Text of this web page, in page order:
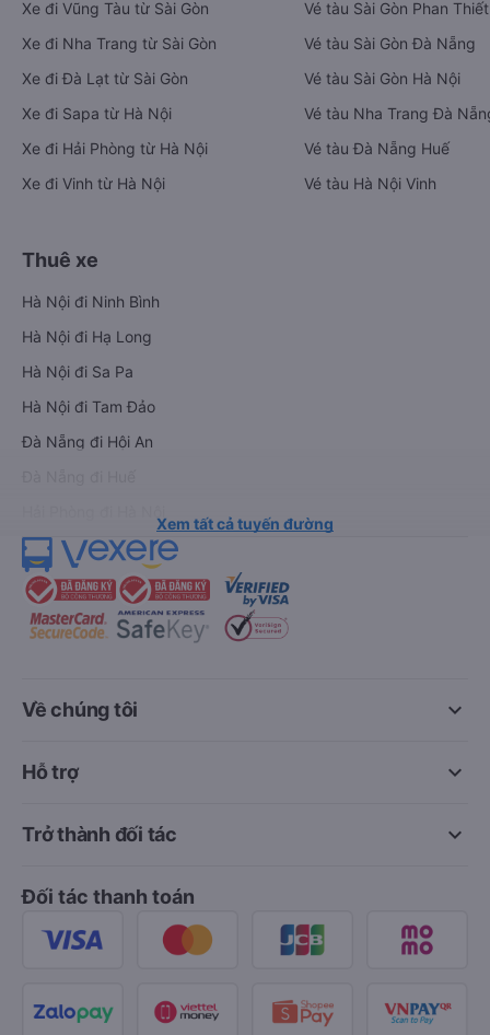
Xe đi Vũng Tàu từ Sài Gòn
Xe đi Nha Trang từ Sài Gòn
Xe đi Đà Lạt từ Sài Gòn
Xe đi Sapa từ Hà Nội
Xe đi Hải Phòng từ Hà Nội
Xe đi Vinh từ Hà Nội
Vé tàu Sài Gòn Phan Thiết
Vé tàu Sài Gòn Đà Nẵng
Vé tàu Sài Gòn Hà Nội
Vé tàu Nha Trang Đà
Vé tàu Đà Nẵng Huế
Vé tàu Hà Nội Vinh
Thuê xe
Hà Nội đi Ninh Bình
Hà Nội đi Hạ Long
Hà Nội đi Sa Pa
Hà Nội đi Tam Đảo
Đà Nẵng đi Hội An
Xem tất cả tuyến đường
keyboard_arrow_down
Về chúng tôi
keyboard_arrow_down
Hỗ trợ
keyboard_arrow_down
Trở thành đối tác
Đối tác thanh toán